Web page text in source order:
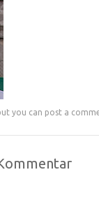
you can post a